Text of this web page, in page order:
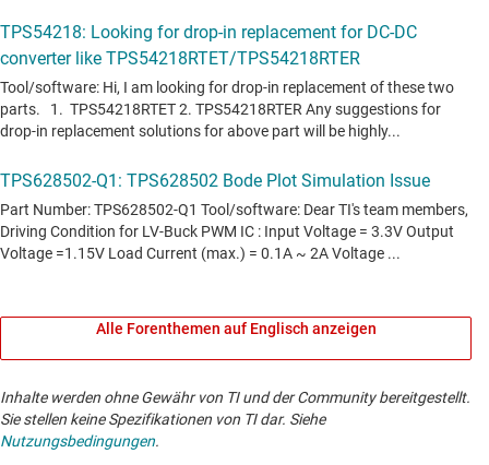
Alle Forenthemen auf Englisch anzeigen
Inhalte werden ohne Gewähr von TI und der Community bereitgestellt.
Sie stellen keine Spezifikationen von TI dar. Siehe
Nutzungsbedingungen.